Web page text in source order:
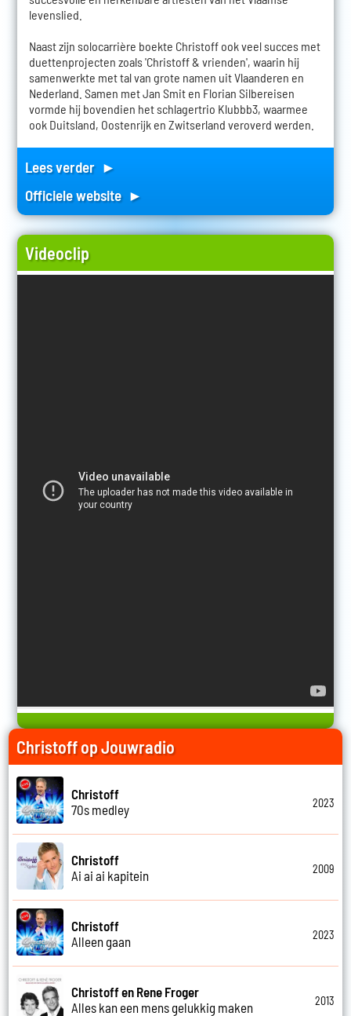
levenslied.
Naast zijn solocarrière boekte Christoff ook veel succes met
duettenprojecten zoals 'Christoff & vrienden', waarin hij
samenwerkte met tal van grote namen uit Vlaanderen en
Nederland. Samen met Jan Smit en Florian Silbereisen
vormde hij bovendien het schlagertrio Klubbb3, waarmee
ook Duitsland, Oostenrijk en Zwitserland veroverd werden.
Lees verder ►
Officiele website ►
Videoclip
Christoff op Jouwradio
Christoff
70s medley
2023
Christoff
Ai ai ai kapitein
2009
Christoff
Alleen gaan
2023
Christoff en Rene Froger
Alles kan een mens gelukkig maken
2013